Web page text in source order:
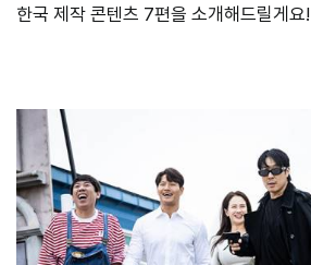
한국 제작 콘텐츠 7편을 소개해드릴게요!